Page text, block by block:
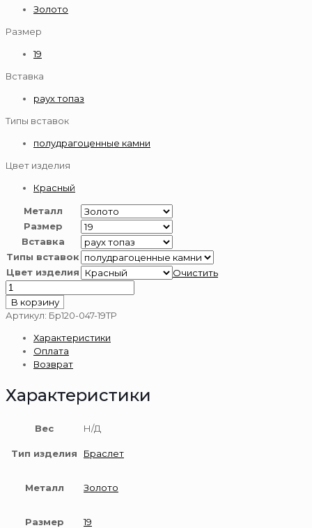
Золото
Размер
19
Вставка
раух топаз
Типы вставок
полудрагоценные камни
Цвет изделия
Красный
Металл
Размер
Вставка
Типы вставок
Цвет изделия
Очистить
Количество
товара
Браслет
пробы
В корзину
Артикул: Бр120-047-19ТР
Характеристики
Оплата
Возврат
Характеристики
Вес Н/Д
Тип изделия Браслет
Металл Золото
Размер 19